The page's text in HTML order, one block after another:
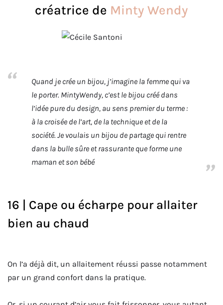
créatrice de Minty Wendy
Quand je crée un bijou, j’imagine la femme qui va
le porter. MintyWendy, c’est le bijou créé dans
l’idée pure du design, au sens premier du terme :
à la croisée de l’art, de la technique et de la
société. Je voulais un bijou de partage qui rentre
dans la bulle sûre et rassurante que forme une
maman et son bébé
16 | Cape ou écharpe pour allaiter
bien au chaud
On l’a déjà dit, un allaitement réussi passe notamment
par un grand confort dans la pratique.